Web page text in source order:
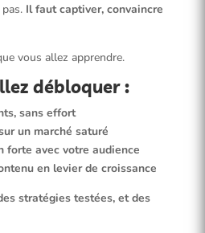
Il faut captiver, convaincre
vous allez apprendre.
débloquer :
sans effort
un marché saturé
forte avec votre audience
en levier de croissance
stratégies testées, et des